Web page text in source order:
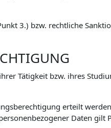
3.) bzw. rechtliche
Tätigkeit bzw. ihres
erteilt
Daten gilt